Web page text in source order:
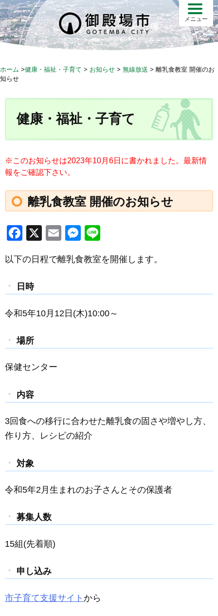
S
k
i
p
c
メニュー
ホーム >健康・福祉・子育て > お知らせ > 無線放送 > 離乳食教室 開催のお
知らせ
健康・福祉・子育て
※このお知らせは2023年10月6日に書かれました。最新情
報をご確認下さい。
離乳食教室 開催のお知らせ
F
c
e
b
o
k
X
E
ail
M
ss
n
g
e
以下の日程で離乳食教室を開催します。
日時
令和5年10月12日(木)10:00～
場所
保健センター
内容
3回食への移行に合わせた離乳食の固さや増やし方、
作り方、レシピの紹介
対象
令和5年2月生まれのお子さんとその保護者
募集人数
15組(先着順)
申し込み
市子育て支援サイト から